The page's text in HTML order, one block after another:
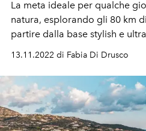
La meta ideale per qualche
natura, esplorando gli 80 km
partire dalla base stylish e
13.11.2022 di Fabia Di Drusco